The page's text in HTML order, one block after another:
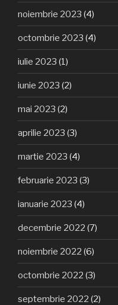
noiembrie 2023 (4)
octombrie 2023 (4)
iulie 2023 (1)
iunie 2023 (2)
mai 2023 (2)
aprilie 2023 (3)
martie 2023 (4)
februarie 2023 (3)
ianuarie 2023 (4)
decembrie 2022 (7)
noiembrie 2022 (6)
octombrie 2022 (3)
septembrie 2022 (2)